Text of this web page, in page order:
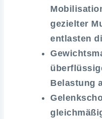
gezielter
entlasten
Belastung